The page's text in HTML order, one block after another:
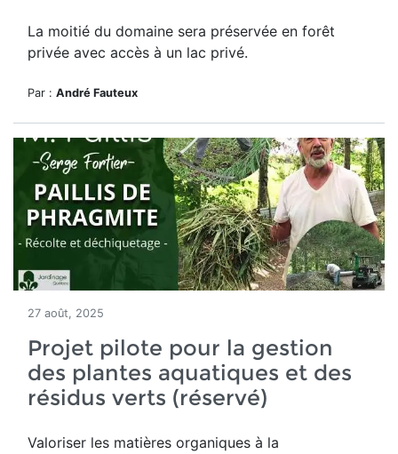
La moitié du domaine sera préservée en forêt
privée avec accès à un lac privé.
Par : André Fauteux
27 août, 2025
Projet pilote pour la gestion
des plantes aquatiques et des
résidus verts (réservé)
Valoriser les matières organiques à la